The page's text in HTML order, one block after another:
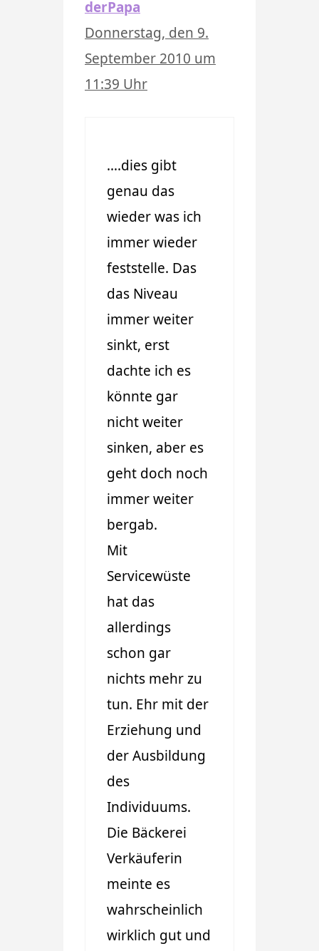
derPapa
Donnerstag, den 9.
September 2010 um
11:39 Uhr
….dies gibt
genau das
wieder was ich
immer wieder
feststelle. Das
das Niveau
immer weiter
sinkt, erst
dachte ich es
könnte gar
nicht weiter
sinken, aber es
geht doch noch
immer weiter
bergab.
Mit
Servicewüste
hat das
allerdings
schon gar
nichts mehr zu
tun. Ehr mit der
Erziehung und
der Ausbildung
des
Individuums.
Die Bäckerei
Verkäuferin
meinte es
wahrscheinlich
wirklich gut und